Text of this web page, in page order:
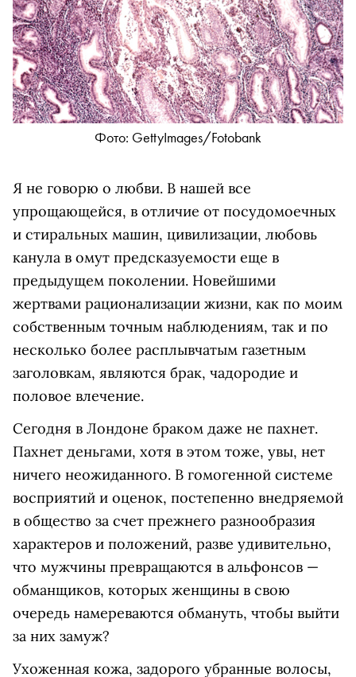
Фото: GettyImages/Fotobank
Я не говорю о любви. В нашей все
упрощающейся, в отличие от посудомоечных
и стиральных машин, цивилизации, любовь
канула в омут предсказуемости еще в
предыдущем поколении. Новейшими
жертвами рационализации жизни, как по моим
собственным точным наблюдениям, так и по
несколько более расплывчатым газетным
заголовкам, являются брак, чадородие и
половое влечение.
Сегодня в Лондоне браком даже не пахнет.
Пахнет деньгами, хотя в этом тоже, увы, нет
ничего неожиданного. В гомогенной системе
восприятий и оценок, постепенно внедряемой
в общество за счет прежнего разнообразия
характеров и положений, разве удивительно,
что мужчины превращаются в альфонсов —
обманщиков, которых женщины в свою
очередь намереваются обмануть, чтобы выйти
за них замуж?
Ухоженная кожа, задорого убранные волосы,